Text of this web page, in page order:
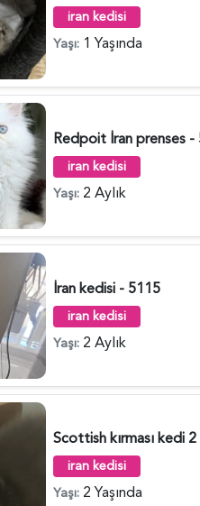
iran kedisi
Yaşı: 1 Yaşında
iran kedisi
Yaşı: 2 Aylık
İran kedisi - 5115
iran kedisi
Yaşı: 2 Aylık
iran kedisi
Yaşı: 2 Yaşında